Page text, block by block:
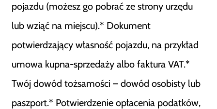
pojazdu (możesz go pobrać ze strony urzędu
lub wziąć na miejscu).* Dokument
potwierdzający własność pojazdu, na przykład
umowa kupna-sprzedaży albo faktura VAT.*
Twój dowód tożsamości – dowód osobisty lub
paszport.* Potwierdzenie opłacenia podatków,